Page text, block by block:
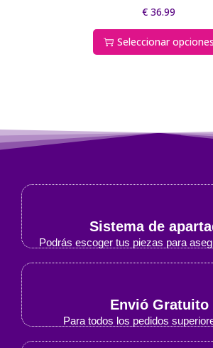
€ 36.99
Seleccionar opciones
Sistema de
Podrás escoger tus piezas para
Envió Gratuito
Para todos los pedidos